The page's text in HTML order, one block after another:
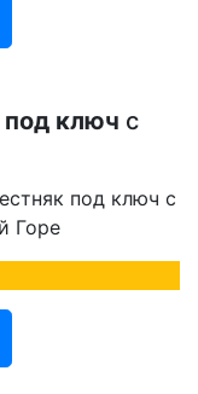
под ключ с